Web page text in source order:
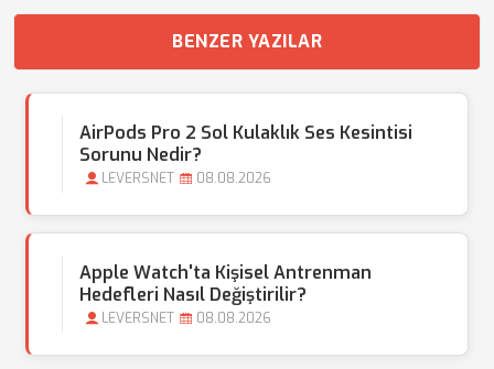
BENZER YAZILAR
AirPods Pro 2 Sol Kulaklık Ses Kesintisi
Sorunu Nedir?
LEVERSNET 08.08.2026
Apple Watch'ta Kişisel Antrenman
Hedefleri Nasıl Değiştirilir?
LEVERSNET 08.08.2026